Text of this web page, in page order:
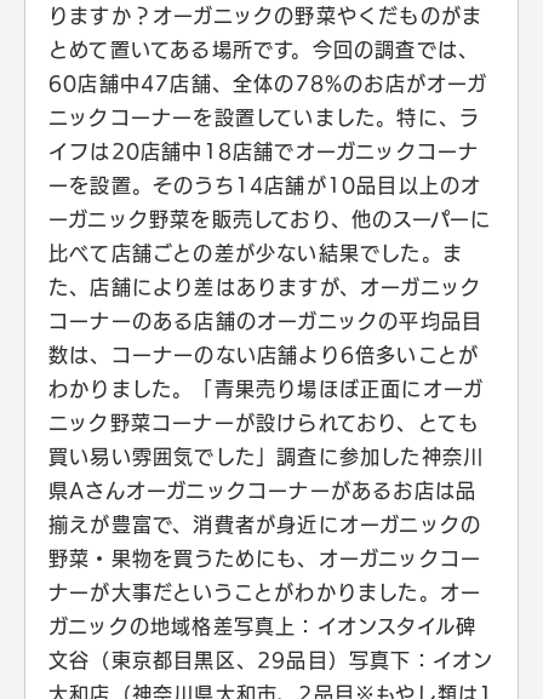
りますか？オーガニックの野菜やくだものがま
とめて置いてある場所です。今回の調査では、
60店舗中47店舗、全体の78%のお店がオーガ
ニックコーナーを設置していました。特に、ラ
イフは20店舗中18店舗でオーガニックコーナ
ーを設置。そのうち14店舗が10品目以上のオ
ーガニック野菜を販売しており、他のスーパーに
比べて店舗ごとの差が少ない結果でした。ま
た、店舗により差はありますが、オーガニック
コーナーのある店舗のオーガニックの平均品目
数は、コーナーのない店舗より6倍多いことが
わかりました。「青果売り場ほぼ正面にオーガ
ニック野菜コーナーが設けられており、とても
買い易い雰囲気でした」調査に参加した神奈川
県Aさんオーガニックコーナーがあるお店は品
揃えが豊富で、消費者が身近にオーガニックの
野菜・果物を買うためにも、オーガニックコー
ナーが大事だということがわかりました。オー
ガニックの地域格差写真上：イオンスタイル碑
文谷（東京都目黒区、29品目）写真下：イオン
大和店（神奈川県大和市、2品目※もやし類は1